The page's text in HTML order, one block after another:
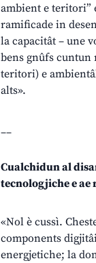
ambient e teritori”
ramificade in
la capacitât – une
bens gnûfs
teritori) e
alts».
__
Cualchidun al
tecnologjiche e
«Nol è cussì.
components
energjetiche; la